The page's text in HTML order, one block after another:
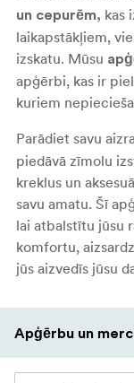
un cepurēm, kas
laikapstākļiem,
izskatu. Mūsu
apģērbi, kas ir
kuriem
Parādiet savu
piedāvā zīmolu
kreklus un
savu amatu. Šī
lai atbalstītu jūsu
komfortu,
jūs aizvedīs jūsu
Apģērbu un